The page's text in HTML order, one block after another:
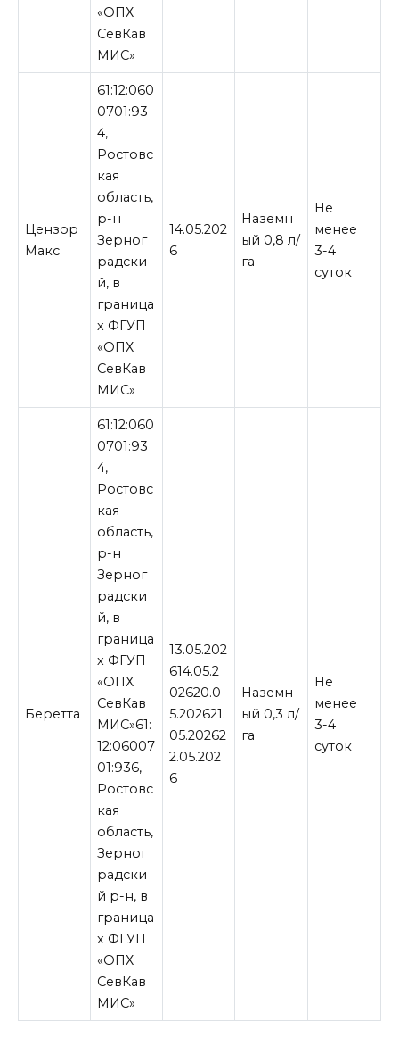
«ОПХ
СевКав
МИС»
Цензор
Макс
61:12:060
0701:93
4,
Ростовс
кая
область,
р-н
Зерног
радски
й, в
граница
х ФГУП
«ОПХ
СевКав
МИС»
14.05.202
6
Наземн
ый 0,8 л/
га
Не
менее
3-4
суток
Беретта
61:12:060
0701:93
4,
Ростовс
кая
область,
р-н
Зерног
радски
й, в
граница
х ФГУП
«ОПХ
СевКав
МИС»61:
12:06007
01:936,
Ростовс
кая
область,
Зерног
радски
й р-н, в
граница
х ФГУП
«ОПХ
СевКав
МИС»
13.05.202
614.05.2
02620.0
5.202621.
05.20262
2.05.202
6
Наземн
ый 0,3 л/
га
Не
менее
3-4
суток